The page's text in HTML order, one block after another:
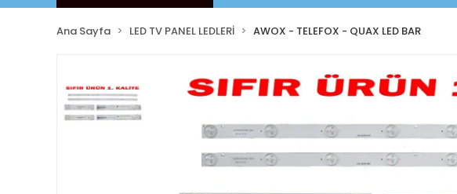
Ana Sayfa LED TV PANEL LEDLERİ AWOX - TELEFOX - QUAX LED BAR